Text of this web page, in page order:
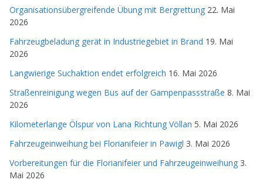
Organisationsübergreifende Übung mit Bergrettung 22. Mai
2026
Fahrzeugbeladung gerät in Industriegebiet in Brand 19. Mai
2026
Langwierige Suchaktion endet erfolgreich 16. Mai 2026
Straßenreinigung wegen Bus auf der Gampenpassstraße 8. Mai
2026
Kilometerlange Ölspur von Lana Richtung Völlan 5. Mai 2026
Fahrzeugeinweihung bei Florianifeier in Pawigl 3. Mai 2026
Vorbereitungen für die Florianifeier und Fahrzeugeinweihung 3.
Mai 2026